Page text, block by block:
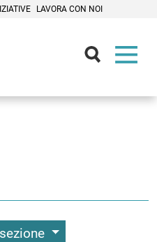
LAVORA CON NOI